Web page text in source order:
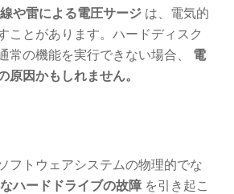
や雷による電圧サージ は、電気的
ことがあります。ハードディスク
常の機能を実行できない場合、 電
原因かもしれません。
フトウェアシステムの物理的でな
ハードドライブの故障 を引き起こ